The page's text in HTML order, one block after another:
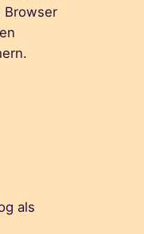
Browser
als